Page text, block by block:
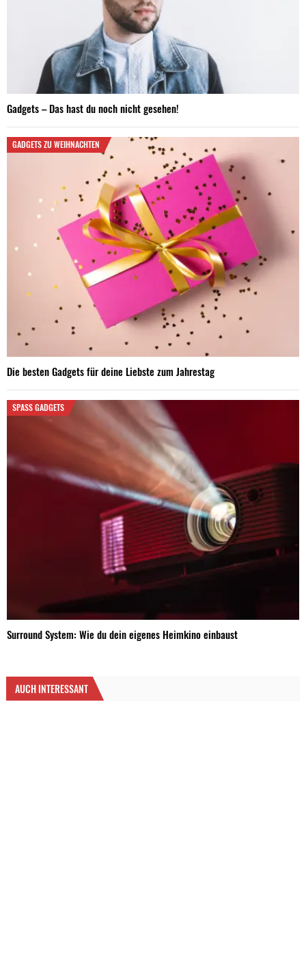
Gadgets – Das hast du noch nicht gesehen!
GADGETS ZU WEIHNACHTEN
Die besten Gadgets für deine Liebste zum Jahrestag
SPASS GADGETS
Surround System: Wie du dein eigenes Heimkino einbaust
AUCH INTERESSANT